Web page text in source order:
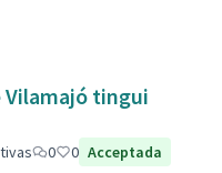
Vilamajó tingui
0 0 Acceptada